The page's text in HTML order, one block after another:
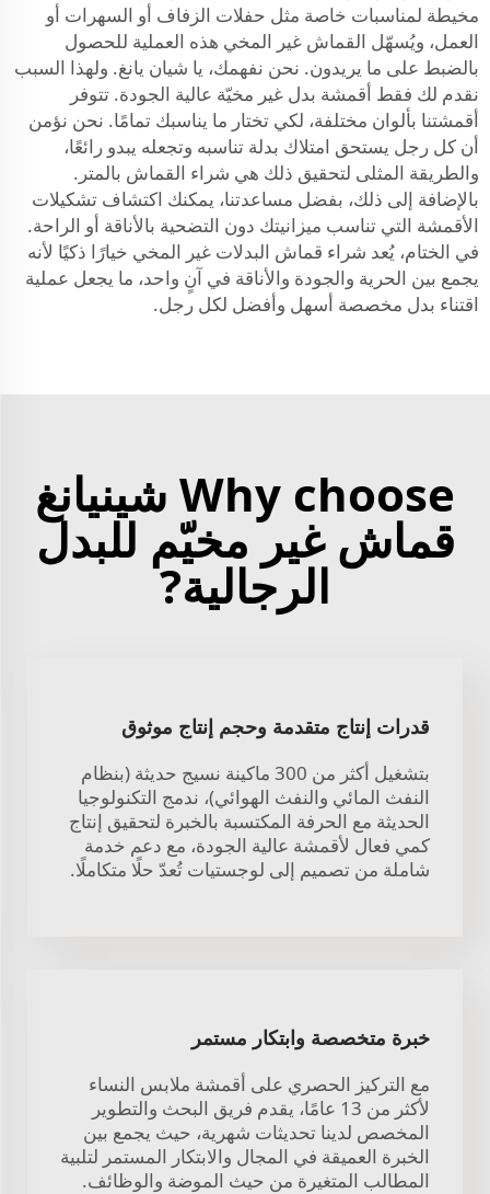
مخيطة لمناسبات خاصة مثل حفلات الزفاف أو السهرات أو
العمل، ويُسهّل القماش غير المخي هذه العملية للحصول
بالضبط على ما يريدون. نحن نفهمك، يا شيان يانغ. ولهذا السبب
نقدم لك فقط أقمشة بدل غير مخيّة عالية الجودة. تتوفر
أقمشتنا بألوان مختلفة، لكي تختار ما يناسبك تمامًا. نحن نؤمن
أن كل رجل يستحق امتلاك بدلة تناسبه وتجعله يبدو رائعًا،
والطريقة المثلى لتحقيق ذلك هي شراء القماش بالمتر.
بالإضافة إلى ذلك، بفضل مساعدتنا، يمكنك اكتشاف تشكيلات
الأقمشة التي تناسب ميزانيتك دون التضحية بالأناقة أو الراحة.
في الختام، يُعد شراء قماش البدلات غير المخي خيارًا ذكيًا لأنه
يجمع بين الحرية والجودة والأناقة في آنٍ واحد، ما يجعل عملية
اقتناء بدل مخصصة أسهل وأفضل لكل رجل.
Why choose شينيانغ
قماش غير مخيّم للبدل
الرجالية?
قدرات إنتاج متقدمة وحجم إنتاج موثوق
بتشغيل أكثر من 300 ماكينة نسيج حديثة (بنظام
النفث المائي والنفث الهوائي)، ندمج التكنولوجيا
الحديثة مع الحرفة المكتسبة بالخبرة لتحقيق إنتاج
كمي فعال لأقمشة عالية الجودة، مع دعم خدمة
شاملة من تصميم إلى لوجستيات تُعدّ حلًا متكاملًا.
خبرة متخصصة وابتكار مستمر
مع التركيز الحصري على أقمشة ملابس النساء
لأكثر من 13 عامًا، يقدم فريق البحث والتطوير
المخصص لدينا تحديثات شهرية، حيث يجمع بين
الخبرة العميقة في المجال والابتكار المستمر لتلبية
المطالب المتغيرة من حيث الموضة والوظائف.